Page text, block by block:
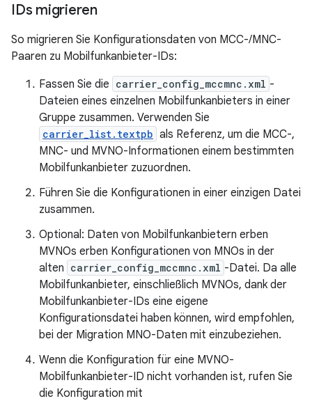
IDs migrieren
So migrieren Sie Konfigurationsdaten von MCC-/MNC-
Paaren zu Mobilfunkanbieter-IDs:
Fassen Sie die carrier_config_mccmnc.xml -
Dateien eines einzelnen Mobilfunkanbieters in einer
Gruppe zusammen. Verwenden Sie
carrier_list.textpb als Referenz, um die MCC-,
MNC- und MVNO-Informationen einem bestimmten
Mobilfunkanbieter zuzuordnen.
Führen Sie die Konfigurationen in einer einzigen Datei
zusammen.
Optional: Daten von Mobilfunkanbietern erben
MVNOs erben Konfigurationen von MNOs in der
alten carrier_config_mccmnc.xml -Datei. Da alle
Mobilfunkanbieter, einschließlich MVNOs, dank der
Mobilfunkanbieter-IDs eine eigene
Konfigurationsdatei haben können, wird empfohlen,
bei der Migration MNO-Daten mit einzubeziehen.
Wenn die Konfiguration für eine MVNO-
Mobilfunkanbieter-ID nicht vorhanden ist, rufen Sie
die Konfiguration mit